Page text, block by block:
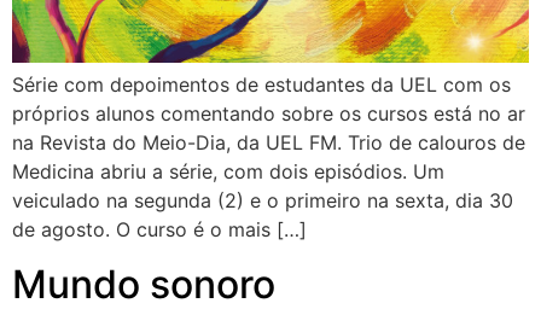
Série com depoimentos de estudantes da UEL com os
próprios alunos comentando sobre os cursos está no ar
na Revista do Meio-Dia, da UEL FM. Trio de calouros de
Medicina abriu a série, com dois episódios. Um
veiculado na segunda (2) e o primeiro na sexta, dia 30
de agosto. O curso é o mais […]
Mundo sonoro